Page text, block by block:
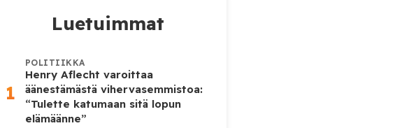
Luetuimmat
1
POLITIIKKA
Henry Aflecht varoittaa
äänestämästä vihervasemmistoa:
“Tulette katumaan sitä lopun
elämäänne”